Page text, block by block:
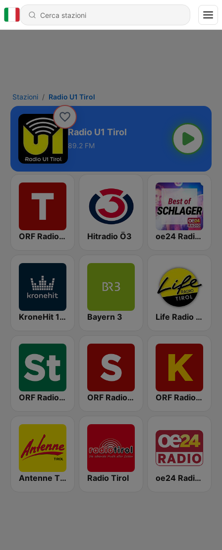
Stazioni Radio U1 Tirol
Radio U1 Tirol
89.2 FM
ORF Radio Tirol Hitradio Ö3 oe24 Radio - Best of Schlager
KroneHit 105.8 Bayern 3 Life Radio Tirol
ORF Radio Steiermark ORF Radio Salzburg ORF Radio Kärnten
Antenne Tirol Radio Tirol oe24 Radio - LIVE